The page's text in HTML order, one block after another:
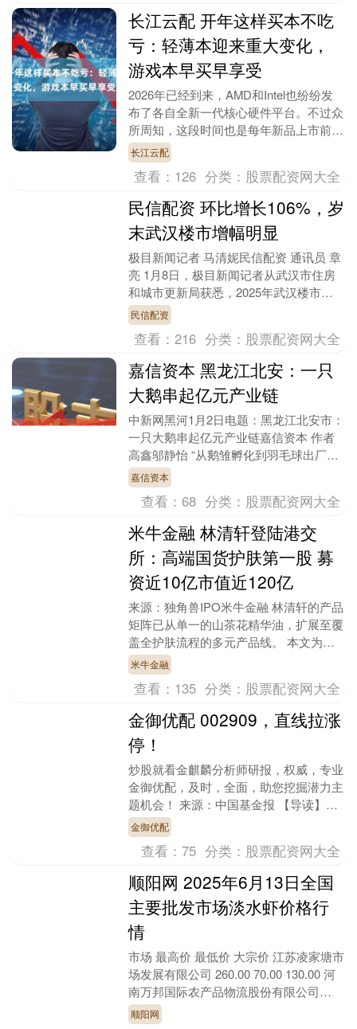
长江云配 开年这样买本不吃
亏：轻薄本迎来重大变化，
游戏本早买早享受
2026年已经到来，AMD和Intel也纷纷发
布了各自全新一代核心硬件平台。不过众
所周知，这段时间也是每年新品上市前的
空窗期。那么在这个时候，牛叔相信，有
很多关....
长江云配
查看： 126 分类： 股票配资网大全
民信配资 环比增长106%，岁
末武汉楼市增幅明显
极目新闻记者 马清妮民信配资 通讯员 章
亮 1月8日，极目新闻记者从武汉市住房
和城市更新局获悉，2025年武汉楼市呈
现平稳增长态势，商品房网签13.67万
套，同....
民信配资
查看：216 分类： 股票配资网大全
嘉信资本 黑龙江北安：一只
大鹅串起亿元产业链
中新网黑河1月2日电题：黑龙江北安市：
一只大鹅串起亿元产业链嘉信资本 作者
高鑫邬静怡 “从鹅雏孵化到羽毛球出厂，
政府全程帮衬，100天就实现投产。”一梵
羽毛球制....
嘉信资本
查看：68 分类： 股票配资网大全
米牛金融 林清轩登陆港交
所：高端国货护肤第一股 募
资近10亿市值近120亿
来源：独角兽IPO米牛金融 林清轩的产品
矩阵已从单一的山茶花精华油，扩展至覆
盖全护肤流程的多元产品线。 本文为独
角兽IPO编辑撰写 作者 | 独角君 公众号回
复....
米牛金融
查看： 135 分类： 股票配资网大全
金御优配 002909，直线拉涨
停！
炒股就看金麒麟分析师研报，权威，专业
金御优配，及时，全面，助您挖掘潜力主
题机会！ 来源：中国基金报 【导读】海
南自贸港概念股延续强势，化工板块异动
拉升 中国基金....
金御优配
查看：75 分类： 股票配资网大全
顺阳网 2025年6月13日全国
主要批发市场淡水虾价格行
情
市场 最高价 最低价 大宗价 江苏凌家塘市
场发展有限公司 260.00 70.00 130.00 河
南万邦国际农产品物流股份有限公司
52.00 50.00 5....
顺阳网